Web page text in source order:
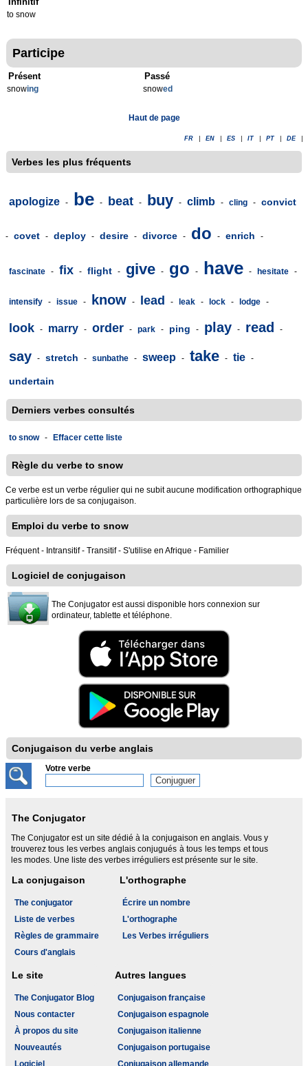
to snow
Participe
Présent
snowing
Passé
snowed
Haut de page
FR EN ES IT PT DE
Verbes les plus fréquents
apologize - be - beat - buy - climb - cling - convict
- covet - deploy - desire - divorce - do - enrich -
fascinate - fix - flight - give - go - have - hesitate -
intensify - issue - know - lead - leak - lock - lodge -
look - marry - order - park - ping - play - read -
say - stretch - sunbathe - sweep - take - tie -
undertain
Derniers verbes consultés
to snow - Effacer cette liste
Règle du verbe to snow
Ce verbe est un verbe régulier qui ne subit aucune modification orthographique
particulière lors de sa conjugaison.
Emploi du verbe to snow
Fréquent - Intransitif - Transitif - S'utilise en Afrique - Familier
Logiciel de conjugaison
The Conjugator est aussi disponible hors connexion sur
ordinateur, tablette et téléphone.
Conjugaison du verbe anglais
Votre verbe
The Conjugator
The Conjugator est un site dédié à la conjugaison en anglais. Vous y
trouverez tous les verbes anglais conjugués à tous les temps et tous
les modes. Une liste des verbes irréguliers est présente sur le site.
La conjugaison
The conjugator
Liste de verbes
Règles de grammaire
Cours d'anglais
L'orthographe
Écrire un nombre
L'orthographe
Les Verbes irréguliers
Le site
The Conjugator Blog
Nous contacter
À propos du site
Nouveautés
Logiciel
Autres langues
Conjugaison française
Conjugaison espagnole
Conjugaison italienne
Conjugaison portugaise
Conjugaison allemande